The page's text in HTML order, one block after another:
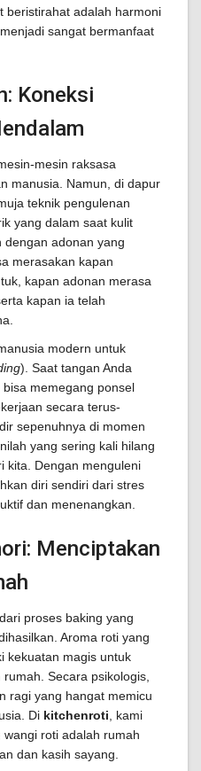
beristirahat adalah harmoni
sangat bermanfaat
Koneksi
mesin raksasa
manusia. Namun, di dapur
teknik pengulenan
yang dalam saat kulit
adonan yang
merasakan kapan
kapan adonan merasa
kapan ia telah
modern untuk
). Saat tangan Anda
memegang ponsel
secara terus-
sepenuhnya di momen
yang sering kali hilang
kita. Dengan menguleni
diri sendiri dari stres
dan menenangkan.
Menciptakan
proses baking yang
Aroma roti yang
kekuatan magis untuk
Secara psikologis,
ragi yang hangat memicu
Di kitchenroti , kami
roti adalah rumah
dan kasih sayang.